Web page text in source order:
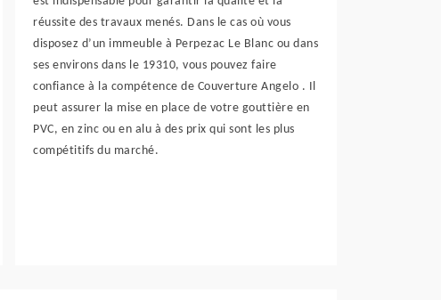
réussite des travaux menés. Dans le cas où vous
disposez d’un immeuble à Perpezac Le Blanc ou dans
ses environs dans le 19310, vous pouvez faire
confiance à la compétence de Couverture Angelo . Il
peut assurer la mise en place de votre gouttière en
PVC, en zinc ou en alu à des prix qui sont les plus
compétitifs du marché.